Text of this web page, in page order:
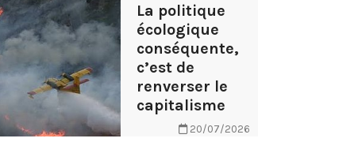
La politique
écologique
conséquente,
c’est de
renverser le
capitalisme
20/07/2026